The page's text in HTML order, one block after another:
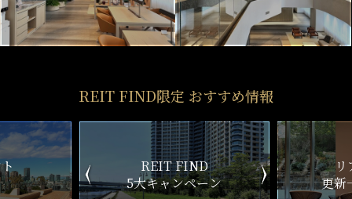
REIT FIND限定 おすすめ情報
ン
リアルタイム
更新一覧チェック
新